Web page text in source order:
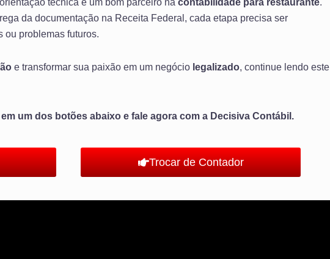
técnica e um bom parceiro na contabilidade para restaurante.
da documentação na Receita Federal, cada etapa precisa ser
ou problemas futuros.
e transformar sua paixão em um negócio legalizado, continue lendo este
um dos botões abaixo e fale agora com a Decisiva Contábil.
Trocar de Contador